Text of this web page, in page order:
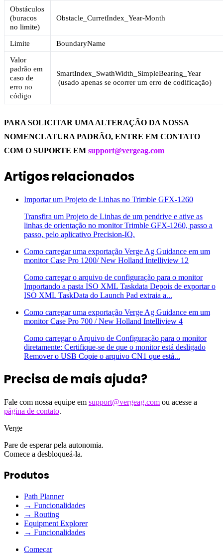
Obstáculos
(buracos
no limite)
Obstacle_CurretIndex_Year-Month
Limite
BoundaryName
Valor
padrão em
caso de
erro no
código
SmartIndex_SwathWidth_SimpleBearing_Year
(usado apenas se ocorrer um erro de codificação)
PARA SOLICITAR UMA ALTERAÇÃO DA NOSSA
NOMENCLATURA PADRÃO, ENTRE EM CONTATO
COM O SUPORTE EM support@vergeag.com
Artigos relacionados
Importar um Projeto de Linhas no Trimble GFX-1260
Transfira um Projeto de Linhas de um pendrive e ative as
linhas de orientação no monitor Trimble GFX-1260, passo a
passo, pelo aplicativo Precision-IQ.
Como carregar uma exportação Verge Ag Guidance em um
monitor Case Pro 1200/ New Holland Intelliview 12
Como carregar o arquivo de configuração para o monitor
Importando a pasta ISO XML Taskdata Depois de exportar o
ISO XML TaskData do Launch Pad extraia a...
Como carregar uma exportação Verge Ag Guidance em um
monitor Case Pro 700 / New Holland Intelliview 4
Como carregar o Arquivo de Configuração para o monitor
diretamente: Certifique-se de que o monitor está desligado
Remover o USB Copie o arquivo CN1 que está...
Precisa de mais ajuda?
Fale com nossa equipe em support@vergeag.com ou acesse a
página de contato.
Verge
Pare de esperar pela autonomia.
Comece a desbloqueá-la.
Produtos
Path Planner
→ Funcionalidades
→ Routing
Equipment Explorer
→ Funcionalidades
Começar